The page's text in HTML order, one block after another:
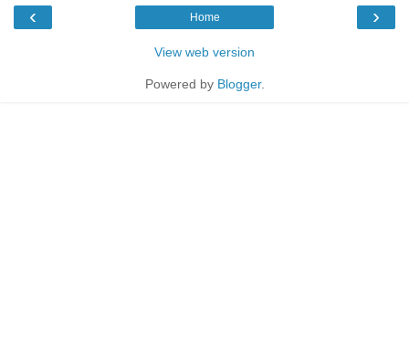
‹ ›
Home
View web version
Powered by Blogger.